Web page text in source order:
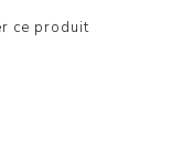
ce produit